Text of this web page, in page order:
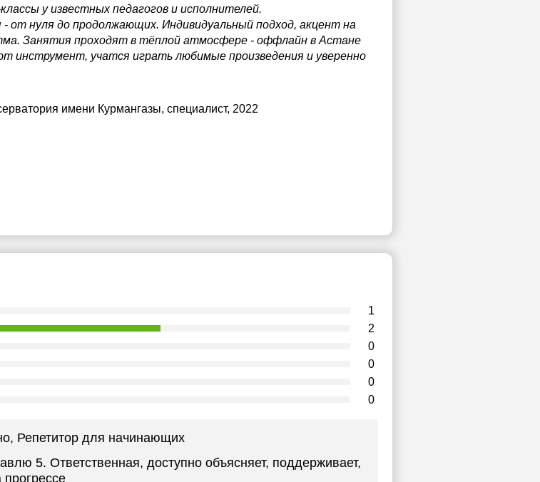
у известных педагогов и исполнителей.
от нуля до продолжающих. Индивидуальный подход, акцент на
Занятия проходят в тёплой атмосфере - оффлайн в Астане
инструмент, учатся играть любимые произведения и уверенно
имени Курмангазы, специалист, 2022
0
0
0
0
2
1
, Репетитор для начинающих
5. Ответственная, доступно объясняет, поддерживает,
прогрессе